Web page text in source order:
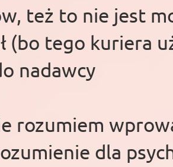
też to nie jest
(bo tego kuriera
nadawcy
rozumiem
dla